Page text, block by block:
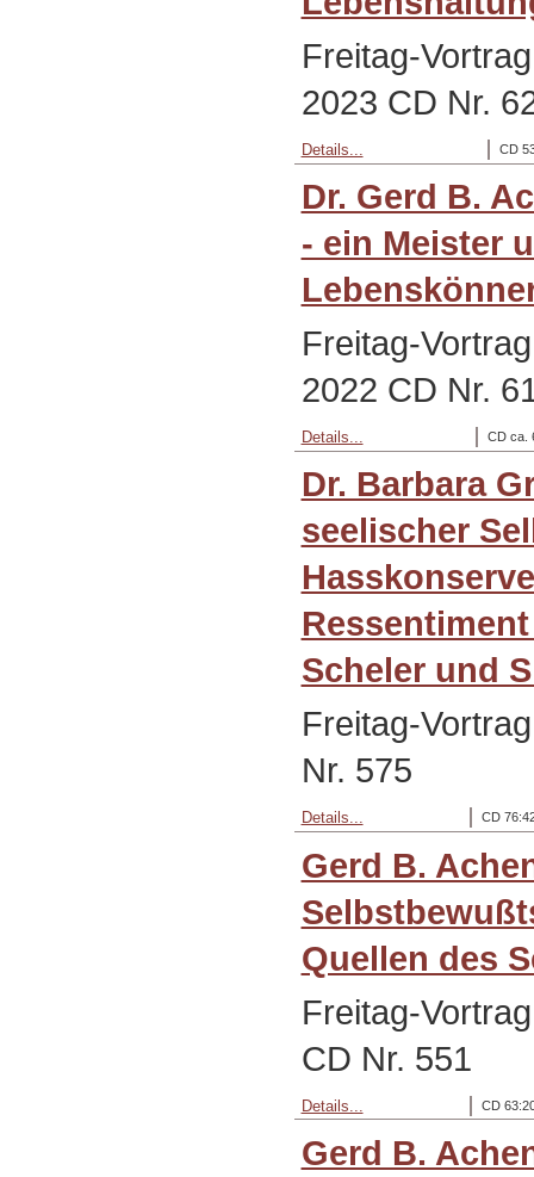
Freitag-
2023 CD Nr.
CD
Details...
Dr. Gerd B.
- ein Meister
Freitag-
2022 CD Nr.
CD ca.
Details...
Dr. Barbara
seelischer
Scheler und
Freitag-
Nr. 575
CD
Details...
Gerd B.
Quellen des
Freitag-
CD Nr. 551
CD
Details...
Gerd B.